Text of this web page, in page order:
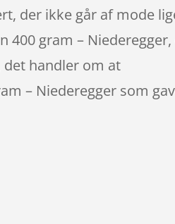
der ikke går af mode
400 gram – Niederegger,
handler om at
– Niederegger som